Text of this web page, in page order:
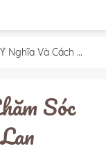
Ý Nghĩa Và Cách
Sóc